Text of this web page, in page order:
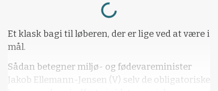
Loading...
Et klask bagi til løberen, der er lige ved at være i
mål.
Sådan betegner miljø- og fødevareminister
Jakob Ellemann-Jensen (V) selv de obligatoriske